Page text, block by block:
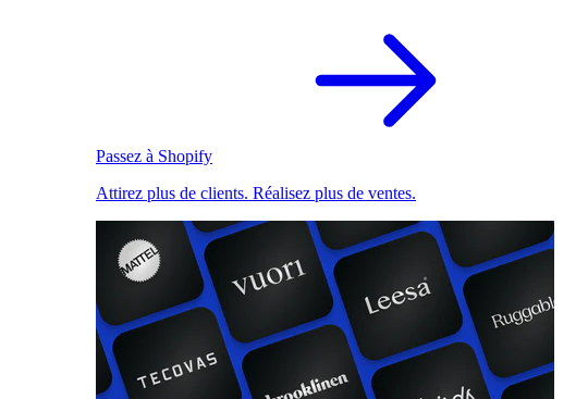
Passez à Shopify
Attirez plus de clients. Réalisez plus de ventes.